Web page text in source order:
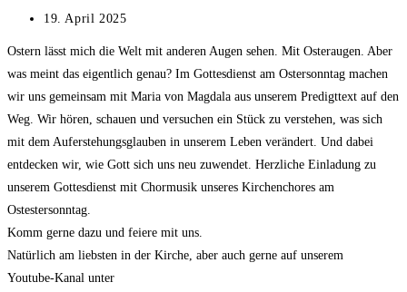
Beitrag
19. April 2025
Ostern lässt mich die Welt mit anderen Augen sehen. Mit Osteraugen. Aber
was meint das eigentlich genau? Im Gottesdienst am Ostersonntag machen
wir uns gemeinsam mit Maria von Magdala aus unserem Predigttext auf den
Weg. Wir hören, schauen und versuchen ein Stück zu verstehen, was sich
mit dem Auferstehungsglauben in unserem Leben verändert. Und dabei
entdecken wir, wie Gott sich uns neu zuwendet. Herzliche Einladung zu
unserem Gottesdienst mit Chormusik unseres Kirchenchores am
Ostestersonntag.
Komm gerne dazu und feiere mit uns.
Natürlich am liebsten in der Kirche, aber auch gerne auf unserem
Youtube-Kanal unter